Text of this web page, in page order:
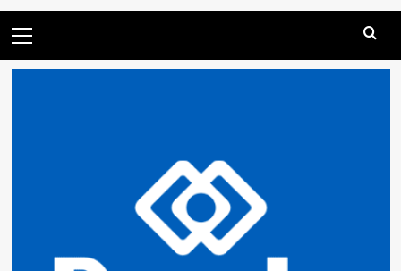
principal